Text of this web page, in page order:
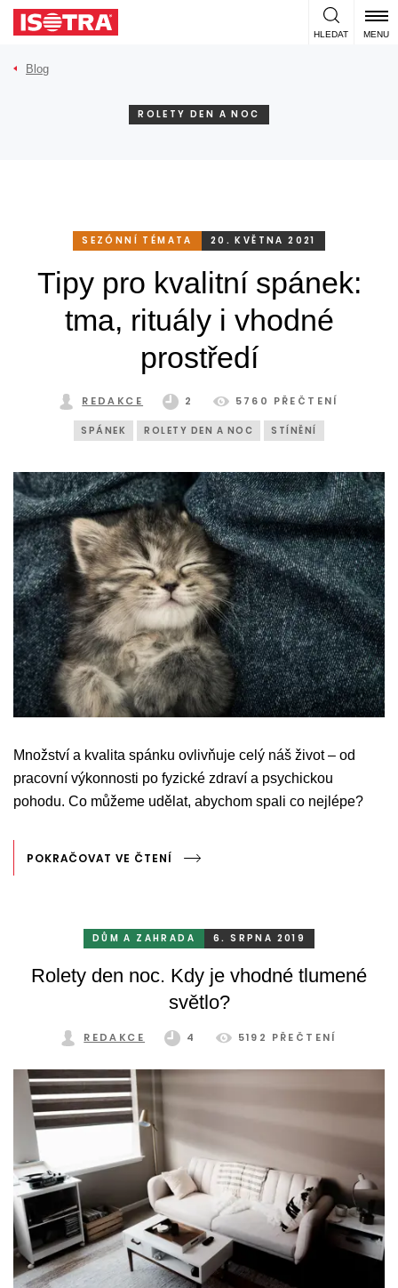
Přeskočit na obsah
HLEDAT MENU
Blog
ROLETY DEN A NOC
SEZÓNNÍ TÉMATA 20. KVĚTNA 2021
Tipy pro kvalitní spánek:
tma, rituály i vhodné
prostředí
REDAKCE 2 5760 PŘEČTENÍ
SPÁNEK ROLETY DEN A NOC STÍNĚNÍ
Množství a kvalita spánku ovlivňuje celý náš život – od
pracovní výkonnosti po fyzické zdraví a psychickou
pohodu. Co můžeme udělat, abychom spali co nejlépe?
POKRAČOVAT VE ČTENÍ
DŮM A ZAHRADA 6. SRPNA 2019
Rolety den noc. Kdy je vhodné tlumené
světlo?
REDAKCE 4 5192 PŘEČTENÍ